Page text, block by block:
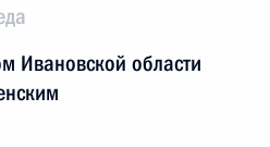
Ивановской области